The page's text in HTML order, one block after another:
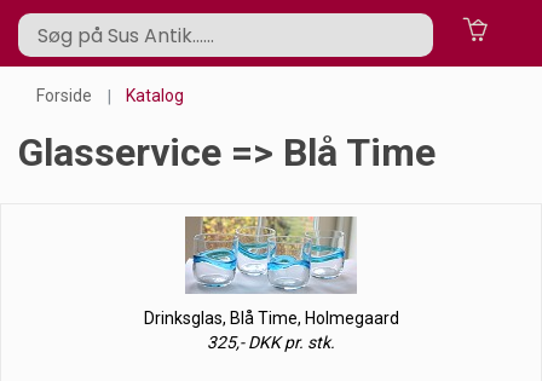
Forside Katalog
Glasservice => Blå Time
Drinksglas, Blå Time, Holmegaard
325,- DKK pr. stk.